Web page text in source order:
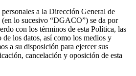
a la Dirección General de
lo sucesivo “DGACO”) se da por
con los términos de esta Política, las
los datos, así como los medios y
a su disposición para ejercer sus
cancelación y oposición de esta